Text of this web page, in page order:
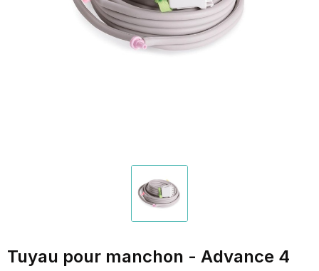
Tuyau pour manchon - Advance 4